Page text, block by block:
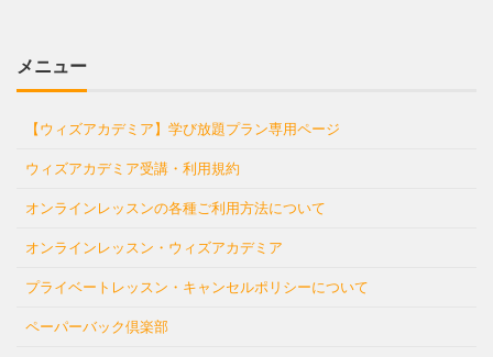
メニュー
【ウィズアカデミア】学び放題プラン専用ページ
ウィズアカデミア受講・利用規約
オンラインレッスンの各種ご利用方法について
オンラインレッスン・ウィズアカデミア
プライベートレッスン・キャンセルポリシーについて
ペーパーバック倶楽部